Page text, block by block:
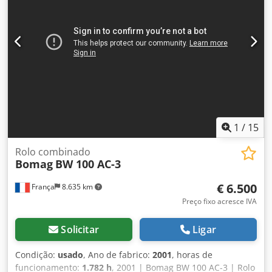
1 / 15
França 8.635 km
Rolo combinado
Bomag BW 100 AC-3
€ 6.500
Preço fixo acresce IVA
Solicitar Ligar
Condição: usado, Ano de fabrico: 2001, horas de
funcionamento: 1.782 h, 2001 | Bomag BW 100 AC-3 | Rolo